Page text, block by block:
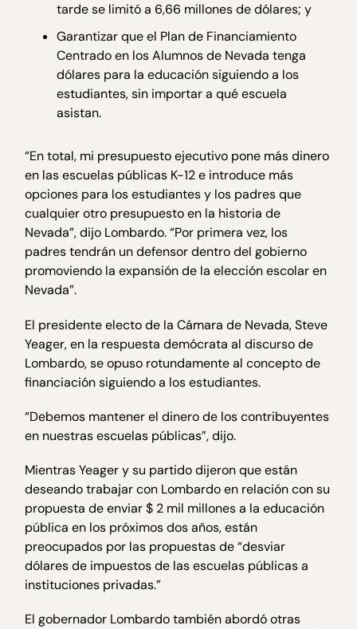
tarde se limitó a 6,66 millones de dólares; y
Garantizar que el Plan de Financiamiento
Centrado en los Alumnos de Nevada tenga
dólares para la educación siguiendo a los
estudiantes, sin importar a qué escuela
asistan.
“En total, mi presupuesto ejecutivo pone más dinero
en las escuelas públicas K-12 e introduce más
opciones para los estudiantes y los padres que
cualquier otro presupuesto en la historia de
Nevada”, dijo Lombardo. “Por primera vez, los
padres tendrán un defensor dentro del gobierno
promoviendo la expansión de la elección escolar en
Nevada”.
El presidente electo de la Cámara de Nevada, Steve
Yeager, en la respuesta demócrata al discurso de
Lombardo, se opuso rotundamente al concepto de
financiación siguiendo a los estudiantes.
“Debemos mantener el dinero de los contribuyentes
en nuestras escuelas públicas”, dijo.
Mientras Yeager y su partido dijeron que están
deseando trabajar con Lombardo en relación con su
propuesta de enviar $ 2 mil millones a la educación
pública en los próximos dos años, están
preocupados por las propuestas de “desviar
dólares de impuestos de las escuelas públicas a
instituciones privadas.”
El gobernador Lombardo también abordó otras